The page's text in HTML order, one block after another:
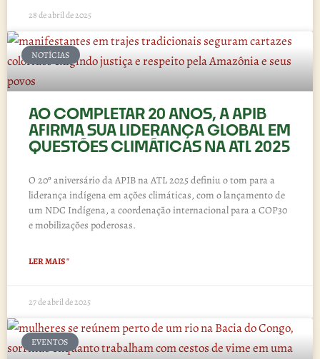
28 de abril de 2025
NOTÍCIAS
AO COMPLETAR 20 ANOS, A APIB
AFIRMA SUA LIDERANÇA GLOBAL EM
QUESTÕES CLIMÁTICAS NA ATL 2025
O 20º aniversário da APIB na ATL 2025 definiu o tom para a
liderança indígena em ações climáticas, com o lançamento de
um NDC Indígena, a coordenação internacional para a COP30
e mobilizações poderosas.
LER MAIS "
27 de abril de 2025
EVENTOS